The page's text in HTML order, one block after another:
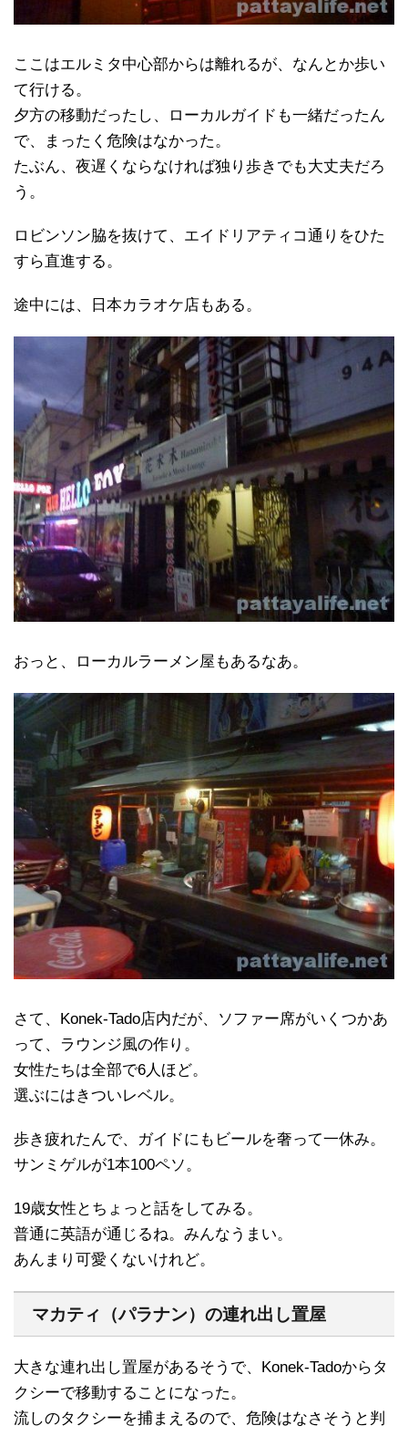
ここはエルミタ中心部からは離れるが、なんとか歩い
て行ける。
夕方の移動だったし、ローカルガイドも一緒だったん
で、まったく危険はなかった。
たぶん、夜遅くならなければ独り歩きでも大丈夫だろ
う。
ロビンソン脇を抜けて、エイドリアティコ通りをひた
すら直進する。
途中には、日本カラオケ店もある。
おっと、ローカルラーメン屋もあるなあ。
さて、Konek-Tado店内だが、ソファー席がいくつかあ
って、ラウンジ風の作り。
女性たちは全部で6人ほど。
選ぶにはきついレベル。
歩き疲れたんで、ガイドにもビールを奢って一休み。
サンミゲルが1本100ペソ。
19歳女性とちょっと話をしてみる。
普通に英語が通じるね。みんなうまい。
あんまり可愛くないけれど。
マカティ（パラナン）の連れ出し置屋
大きな連れ出し置屋があるそうで、Konek-Tadoからタ
クシーで移動することになった。
流しのタクシーを捕まえるので、危険はなさそうと判